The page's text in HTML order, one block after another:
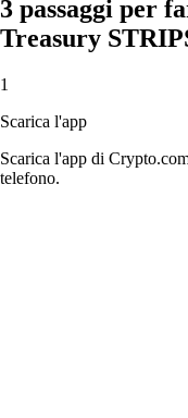
3 passaggi per
Treasury
1
Scarica l'app
Scarica l'app di
telefono.